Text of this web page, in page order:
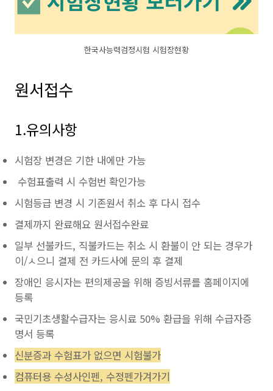
한국사능력검정시험 시험장현황
원서접수
1.유의사항
시험장 변경은 기한 내에만 가능
수험표출력 시 수험번 확인가능
시험등급 변경 시 기존원서 취소 후 다시 접수
결제까지 완료해요 원서접수완료
일부 선불카드, 직불카드는 취소 시 환불이 안 되는 경우가
이/ㅅ으니 결제 전 카드사에 문의 후 결제
장애인 응시자는 편의제공을 위해 증빙서류를 홈페이지에
등록
국민기초생활수급자는 응시료 50% 환급을 위해 수급자증
명서 등록
신분증과 수험표가 없으면 시험불가
컴퓨터용 수성사인펜, 수정펜가겨가기